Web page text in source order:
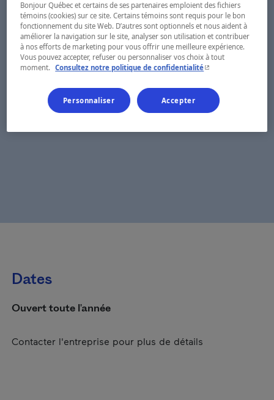
Dates
Ouvert toute l'année
Contacter l'entreprise pour plus de détails
Bonjour Québec et certains de ses partenaires emploient des fichiers
témoins (cookies) sur ce site. Certains témoins sont requis pour le bon
fonctionnement du site Web. D’autres sont optionnels et nous aident à
améliorer la navigation sur le site, analyser son utilisation et contribuer
à nos efforts de marketing pour vous offrir une meilleure expérience.
Vous pouvez accepter, refuser ou personnaliser vos choix à tout
moment. Consultez notre politique de confidentialité- Cet hyperlien
Personnaliser Accepter